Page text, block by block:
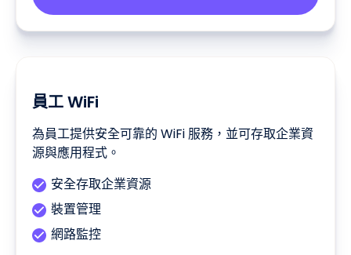
員工 WiFi
為員工提供安全可靠的 WiFi 服務，並可存取企業資
源與應用程式。
安全存取企業資源
裝置管理
網路監控